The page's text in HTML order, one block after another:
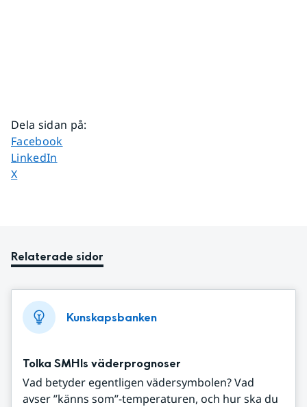
Dela sidan på:
Dela sidan på
Facebook
Dela sidan på
LinkedIn
Dela sidan på
X
Relaterade sidor
Kunskapsbanken
Tolka SMHIs väderprognoser
Vad betyder egentligen vädersymbolen? Vad
avser ”känns som”-temperaturen, och hur ska du